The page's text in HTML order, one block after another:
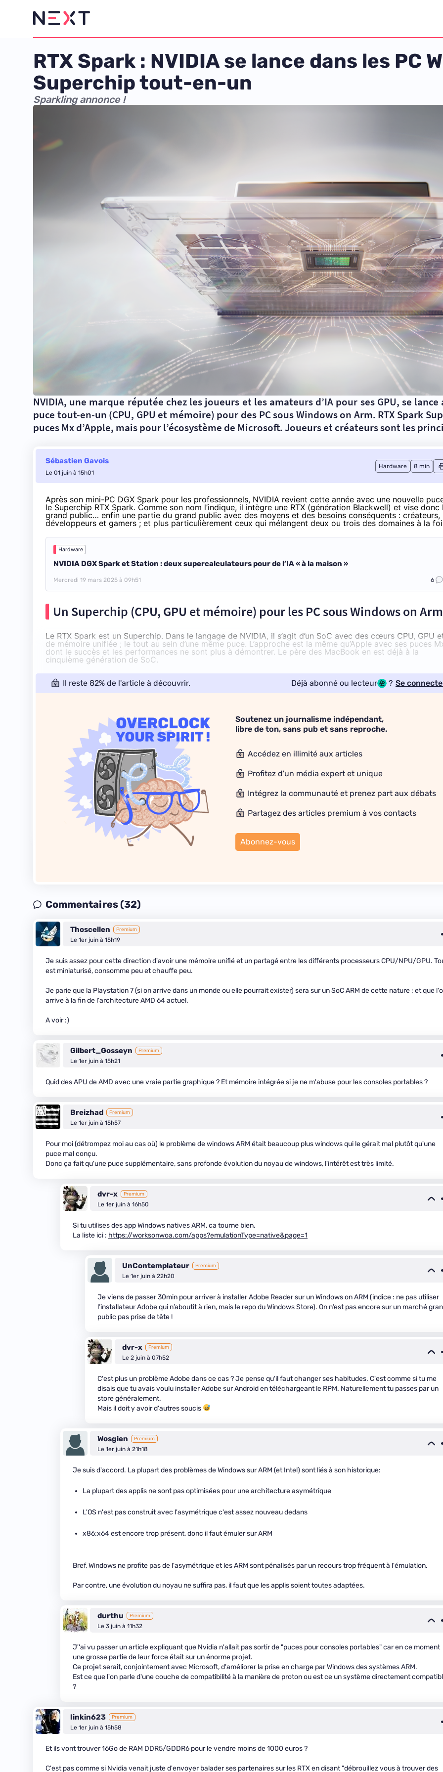
RTX Spark : NVIDIA se lance dans les PC
Superchip tout-en-un
Sparkling annonce !
NVIDIA, une marque réputée chez les joueurs et les amateurs d’IA pour ses GPU, se
puce tout-en-un (CPU, GPU et mémoire) pour des PC sous Windows on Arm. RTX Spark
puces Mx d’Apple, mais pour l’écosystème de Microsoft. Joueurs et créateurs sont les
Sébastien Gavois
Le 01 juin à 15h01
Hardware 8 min
Après son mini-PC DGX Spark pour les professionnels, NVIDIA revient cette année avec une nouvelle
le Superchip RTX Spark. Comme son nom l’indique, il intègre une RTX (génération Blackwell) et vise donc
grand public… enfin une partie du grand public avec des moyens et des besoins conséquents : créateurs,
développeurs et gamers ; et plus particulièrement ceux qui mélangent deux ou trois des domaines à la
Hardware
NVIDIA DGX Spark et Station : deux supercalculateurs pour de l’IA « à la maison »
Mercredi 19 mars 2025 à 09h51 6
Un Superchip (CPU, GPU et mémoire) pour les PC sous Windows on Arm
Le RTX Spark est un Superchip. Dans le langage de NVIDIA, il s’agit d’un SoC avec des cœurs CPU, GPU
de mémoire unifiée ; le tout au sein d’une même puce. L’approche est la même qu’Apple avec ses puces
dont le succès et les performances ne sont plus à démontrer. Le père des MacBook en est déjà à la
cinquième génération de SoC.
Il reste 82% de l'article à découvrir. Déjà abonné ou lecteur ? Se
Soutenez un journalisme indépendant,
libre de ton, sans pub et sans reproche.
Accédez en illimité aux articles
Profitez d'un média expert et unique
Intégrez la communauté et prenez part aux débats
Partagez des articles premium à vos contacts
Abonnez-vous
Commentaires (32)
Thoscellen Premium
Le 1er juin à 15h19
Je suis assez pour cette direction d'avoir une mémoire unifié et un partagé entre les différents processeurs CPU/NPU/GPU.
est miniaturisé, consomme peu et chauffe peu.
Je parie que la Playstation 7 (si on arrive dans un monde ou elle pourrait exister) sera sur un SoC ARM de cette nature ; et que
arrive à la fin de l'architecture AMD 64 actuel.
A voir :)
Gilbert_Gosseyn Premium
Le 1er juin à 15h21
Quid des APU de AMD avec une vraie partie graphique ? Et mémoire intégrée si je ne m'abuse pour les consoles portables ?
Breizhad Premium
Le 1er juin à 15h57
Pour moi (détrompez moi au cas où) le problème de windows ARM était beaucoup plus windows qui le gérait mal plutôt qu'une
puce mal conçu.
Donc ça fait qu'une puce supplémentaire, sans profonde évolution du noyau de windows, l'intérêt est très limité.
dvr-x Premium
Le 1er juin à 16h50
Si tu utilises des app Windows natives ARM, ca tourne bien.
La liste ici : https://worksonwoa.com/apps?emulationType=native&page=1
UnContemplateur Premium
Le 1er juin à 22h20
Je viens de passer 30min pour arriver à installer Adobe Reader sur un Windows on ARM (indice : ne pas utiliser
l’installateur Adobe qui n’aboutit à rien, mais le repo du Windows Store). On n’est pas encore sur un marché
public pas prise de tête !
dvr-x Premium
Le 2 juin à 07h52
C'est plus un problème Adobe dans ce cas ? Je pense qu'il faut changer ses habitudes. C'est comme si tu me
disais que tu avais voulu installer Adobe sur Android en téléchargeant le RPM. Naturellement tu passes par un
store généralement.
Mais il doit y avoir d'autres soucis
Wosgien Premium
Le 1er juin à 21h18
Je suis d'accord. La plupart des problèmes de Windows sur ARM (et Intel) sont liés à son historique:
La plupart des applis ne sont pas optimisées pour une architecture asymétrique
L'OS n'est pas construit avec l'asymétrique c'est assez nouveau dedans
x86:x64 est encore trop présent, donc il faut émuler sur ARM
Bref, Windows ne profite pas de l'asymétrique et les ARM sont pénalisés par un recours trop fréquent à l'émulation.
Par contre, une évolution du noyau ne suffira pas, il faut que les applis soient toutes adaptées.
durthu Premium
Le 3 juin à 11h32
J''ai vu passer un article expliquant que Nvidia n'allait pas sortir de "puces pour consoles portables" car en ce moment
une grosse partie de leur force était sur un énorme projet.
Ce projet serait, conjointement avec Microsoft, d'améliorer la prise en charge par Windows des systèmes ARM.
Est ce que l'on parle d'une couche de compatibilité à la manière de proton ou est ce un système directement
?
linkin623 Premium
Le 1er juin à 15h58
Et ils vont trouver 16Go de RAM DDR5/GDDR6 pour le vendre moins de 1000 euros ?
C'est pas comme si Nvidia venait juste d'envoyer balader ses partenaires sur les RTX en disant "débrouillez vous à trouver des